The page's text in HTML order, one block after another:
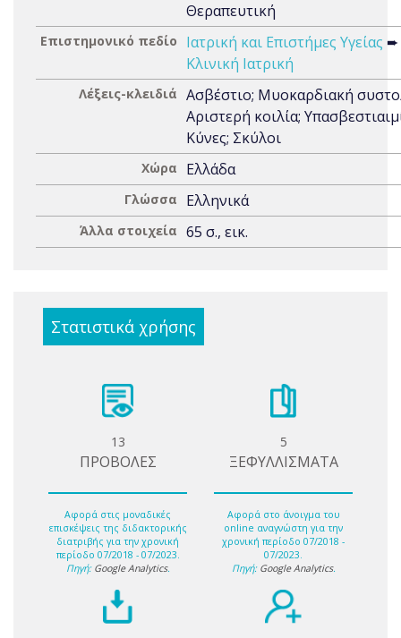
Θεραπευτική
Επιστημονικό πεδίο Ιατρική και Επιστήμες Υγείας ➨
Κλινική Ιατρική
Λέξεις-κλειδιά Ασβέστιο; Μυοκαρδιακή
Αριστερή κοιλία;
Κύνες; Σκύλοι
Χώρα Ελλάδα
Γλώσσα Ελληνικά
Άλλα στοιχεία 65 σ., εικ.
Στατιστικά χρήσης
13
ΠΡΟΒΟΛΕΣ
Αφορά στις μοναδικές
επισκέψεις της διδακτορικής
διατριβής για την χρονική
περίοδο 07/2018 - 07/2023.
Πηγή: Google Analytics.
5
ΞΕΦΥΛΛΙΣΜΑΤΑ
Αφορά στο άνοιγμα του
online αναγνώστη για την
χρονική περίοδο 07/2018 -
07/2023.
Πηγή: Google Analytics.